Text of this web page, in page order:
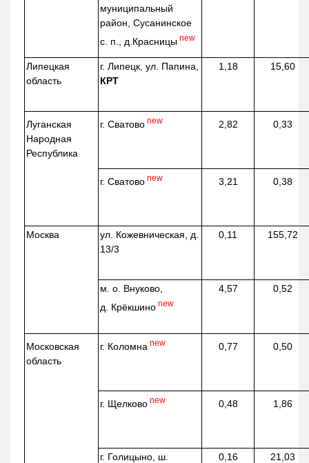
муниципальный
район, Сусанинское
с. п., д.Красницы new
Липецкая
область
г. Липецк, ул. Папина,
КРТ
1,18 15,60
Луганская
Народная
Республика
г. Сватово new 2,82 0,33
г. Сватово new 3,21 0,38
Москва ул. Кожевническая , д.
13/3
0,11 155,72
м. о. Внуково,
д. Крёкшино new
4,57 0,52
Московская
область
г. Коломна new 0,77 0,50
г. Щелково new 0,48 1,86
г. Голицыно, ш.
0,16 21,03